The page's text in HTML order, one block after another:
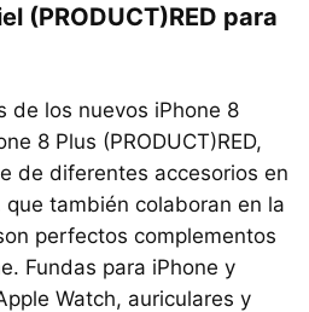
(PRODUCT)RED para
de los nuevos iPhone 8
8 Plus (PRODUCT)RED,
de diferentes accesorios en
también colaboran en la
perfectos complementos
Fundas para iPhone y
Watch, auriculares y